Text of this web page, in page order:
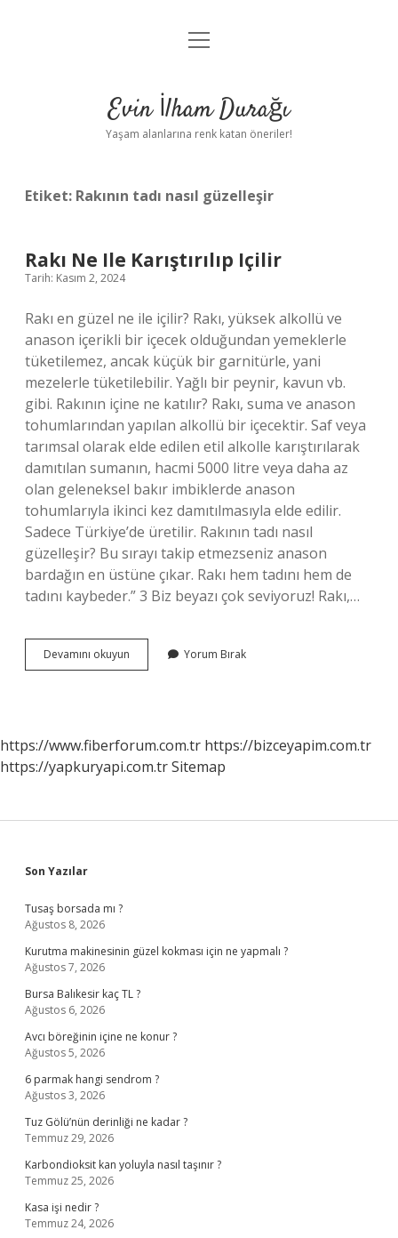
Anasayfa
Yasal Uyarı
menüyü
Evin İlham Durağı
Yaşam alanlarına renk katan öneriler!
Etiket: Rakının tadı nasıl güzelleşir
Rakı Ne Ile Karıştırılıp Içilir
Tarih: Kasım 2, 2024
Rakı en güzel ne ile içilir? Rakı, yüksek alkollü ve
anason içerikli bir içecek olduğundan yemeklerle
tüketilemez, ancak küçük bir garnitürle, yani
mezelerle tüketilebilir. Yağlı bir peynir, kavun vb.
gibi. Rakının içine ne katılır? Rakı, suma ve anason
tohumlarından yapılan alkollü bir içecektir. Saf veya
tarımsal olarak elde edilen etil alkolle karıştırılarak
damıtılan sumanın, hacmi 5000 litre veya daha az
olan geleneksel bakır imbiklerde anason
tohumlarıyla ikinci kez damıtılmasıyla elde edilir.
Sadece Türkiye’de üretilir. Rakının tadı nasıl
güzelleşir? Bu sırayı takip etmezseniz anason
bardağın en üstüne çıkar. Rakı hem tadını hem de
tadını kaybeder.” 3 Biz beyazı çok seviyoruz! Rakı,…
Devamını okuyun
Ne
Yorum Bırak
https://www.fiberforum.com.tr https://bizceyapim.com.tr
https://yapkuryapi.com.trSitemap
Sidebar
Son Yazılar
Tusaş borsada mı ?
Ağustos 8, 2026
Kurutma makinesinin güzel kokması için ne yapmalı ?
Ağustos 7, 2026
Bursa Balıkesir kaç TL ?
Ağustos 6, 2026
Avcı böreğinin içine ne konur ?
Ağustos 5, 2026
6 parmak hangi sendrom ?
Ağustos 3, 2026
Tuz Gölü’nün derinliği ne kadar ?
Temmuz 29, 2026
Karbondioksit kan yoluyla nasıl taşınır ?
Temmuz 25, 2026
Kasa işi nedir ?
Temmuz 24, 2026